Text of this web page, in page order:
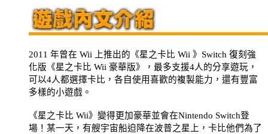
2011 年曾在 Wii 上推出的《星之卡比 Wii 》 Switch 復刻強
化版《星之卡比 Wii 豪華版》，最多支援4人的分享遊玩，
可以4人都選擇卡比，各自使用喜歡的複製能力，還有豐富
多樣的小遊戲。
《星之卡比 Wii》變得更加豪華並會在Nintendo Switch登
場！某一天，有艘宇宙船迫降在波普之星上，卡比他們為了